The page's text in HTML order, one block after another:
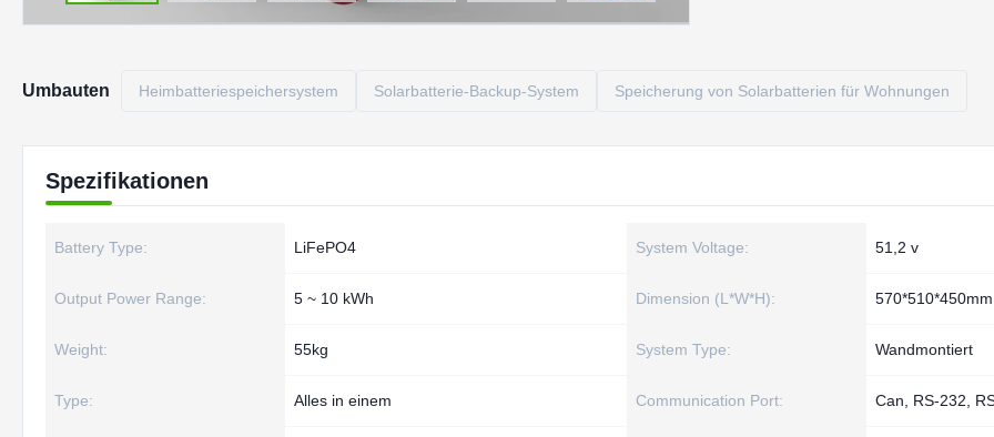
Umbauten Heimbatteriespeichersystem Solarbatterie-Backup-System Speicherung von Solarbatterien für Wohnungen
Spezifikationen
Battery Type: LiFePO4 System Voltage: 51,2 v
Output Power Range: 5 ~ 10 kWh Dimension (L*W*H): 570*510*450mm
Weight: 55kg System Type: Wandmontiert
Type: Alles in einem Communication Port: Can, RS-232,